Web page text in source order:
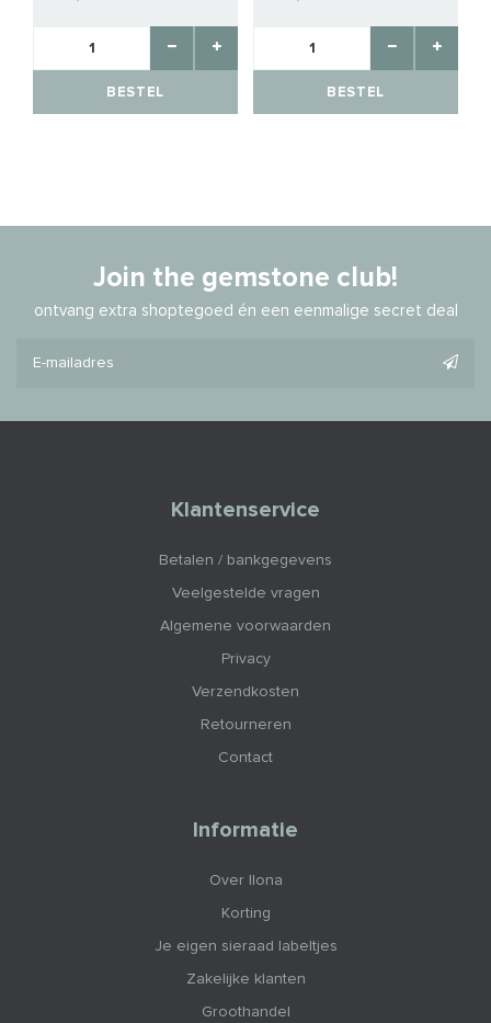
BESTEL BESTEL
Join the gemstone club!
ontvang extra shoptegoed én een eenmalige secret deal
Klantenservice
Betalen / bankgegevens
Veelgestelde vragen
Algemene voorwaarden
Privacy
Verzendkosten
Retourneren
Contact
Informatie
Over Ilona
Korting
Je eigen sieraad labeltjes
Zakelijke klanten
Groothandel